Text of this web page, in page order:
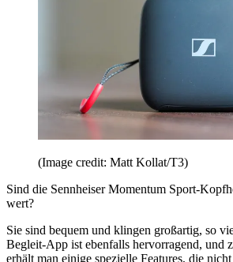
(Image credit: Matt Kollat/T3)
Sind die Sennheiser Momentum Sport-
wert?
Sie sind bequem und klingen großartig, so
Begleit-App ist ebenfalls hervorragend, und
erhält man einige spezielle Features, die